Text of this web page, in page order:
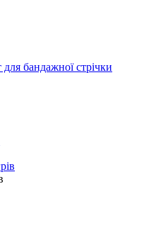
для бандажної стрічки